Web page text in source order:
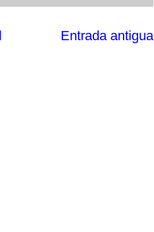
Entrada antigua